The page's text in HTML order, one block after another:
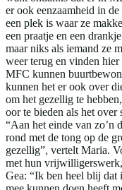
er ook eenzaamheid in
een plek is waar ze
een praatje en een
maar niks als iemand ze
weer terug en vinden
MFC kunnen
kunnen het er ook over
om het gezellig te
oor te bieden als het over
“Aan het einde van zo’n
rond met de tong op de
gezellig”, vertelt Maria.
met hun
Gea: “Ik ben heel blij